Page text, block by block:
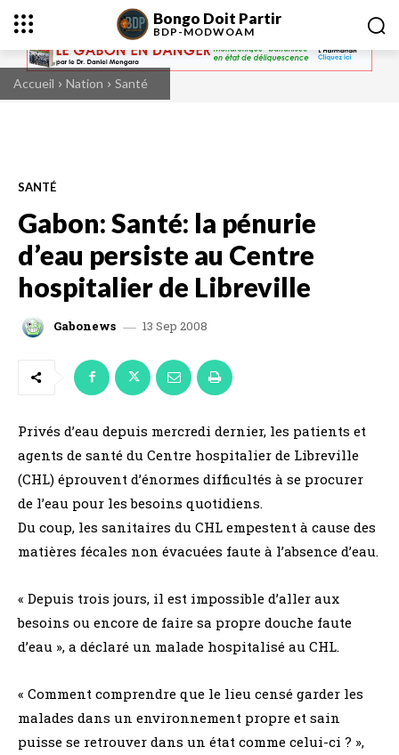
Bongo Doit Partir
BDP-MODWOAM
Accueil Nation Santé
SANTÉ
Gabon: Santé: la pénurie
d’eau persiste au Centre
hospitalier de Libreville
Gabonews 13 Sep 2008
Privés d’eau depuis mercredi dernier, les patients et
agents de santé du Centre hospitalier de Libreville
(CHL) éprouvent d’énormes difficultés à se procurer
de l’eau pour les besoins quotidiens.
Du coup, les sanitaires du CHL empestent à cause des
matières fécales non évacuées faute à l’absence d’eau.
« Depuis trois jours, il est impossible d’aller aux
besoins ou encore de faire sa propre douche faute
d’eau », a déclaré un malade hospitalisé au CHL.
« Comment comprendre que le lieu censé garder les
malades dans un environnement propre et sain
puisse se retrouver dans un état comme celui-ci ? »,